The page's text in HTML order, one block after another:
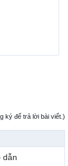
ký để trả lời bài viết.)
dẫn